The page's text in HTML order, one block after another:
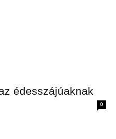
édesszájúaknak
0